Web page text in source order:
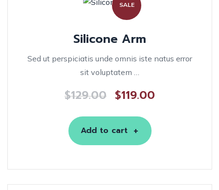
SALE
Silicone Arm
Sed ut perspiciatis unde omnis iste natus error
sit voluptatem …
$129.00 $119.00
Add to cart